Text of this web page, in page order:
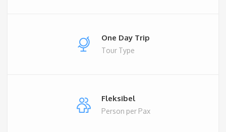
One Day Trip
Tour Type
Fleksibel
Person per Pax